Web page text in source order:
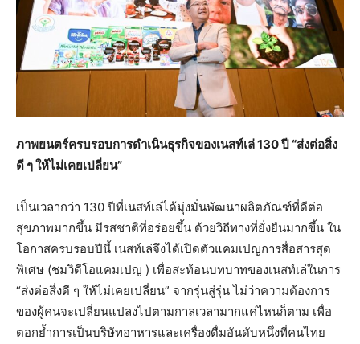
ภาพยนตร์ครบรอบการดำเนินธุรกิจของเนสท์เล่130 ปี “ส่งต่อสิ่ง
ดี ๆ ให้ไม่เคยเปลี่ยน”
เป็นเวลากว่า 130 ปีที่เนสท์เล่ได้มุ่งมั่นพัฒนาผลิตภัณฑ์ที่ดีต่อ
สุขภาพมากขึ้น มีรสชาติที่อร่อยขึ้น ด้วยวิถีทางที่ยั่งยืนมากขึ้น ใน
โอกาสครบรอบปีนี้ เนสท์เล่จึงได้เปิดตัวแคมเปญการสื่อสารสุด
พิเศษ (ชมวิดีโอแคมเปญ ) เพื่อสะท้อนบทบาทของเนสท์เล่ในการ
“ส่งต่อสิ่งดี ๆ ให้ไม่เคยเปลี่ยน” จากรุ่นสู่รุ่น ไม่ว่าความต้องการ
ของผู้คนจะเปลี่ยนแปลงไปตามกาลเวลามากแค่ไหนก็ตาม เพื่อ
ตอกย้ำการเป็นบริษัทอาหารและเครื่องดื่มอันดับหนึ่งที่คนไทย